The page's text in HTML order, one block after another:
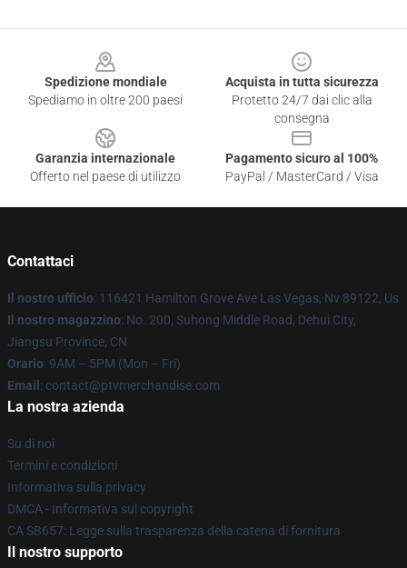
Spedizione mondiale
Spediamo in oltre 200 paesi
Acquista in tutta sicurezza
Protetto 24/7 dai clic alla
consegna
Garanzia internazionale
Offerto nel paese di utilizzo
Pagamento sicuro al 100%
PayPal / MasterCard / Visa
Contattaci
Il nostro ufficio: 116421 Hamilton Grove Ave Las Vegas, Nv 89122, Us
Il nostro magazzino: No. 200, Suhong Middle Road, Dehui City,
Jiangsu Province, CN
Orario: 9AM – 5PM (Mon – Fri)
Email : contact@ptvmerchandise.com
La nostra azienda
Su di noi
Termini e condizioni
Informativa sulla privacy
DMCA - Informativa sul copyright
CA SB657: Legge sulla trasparenza della catena di fornitura
Il nostro supporto